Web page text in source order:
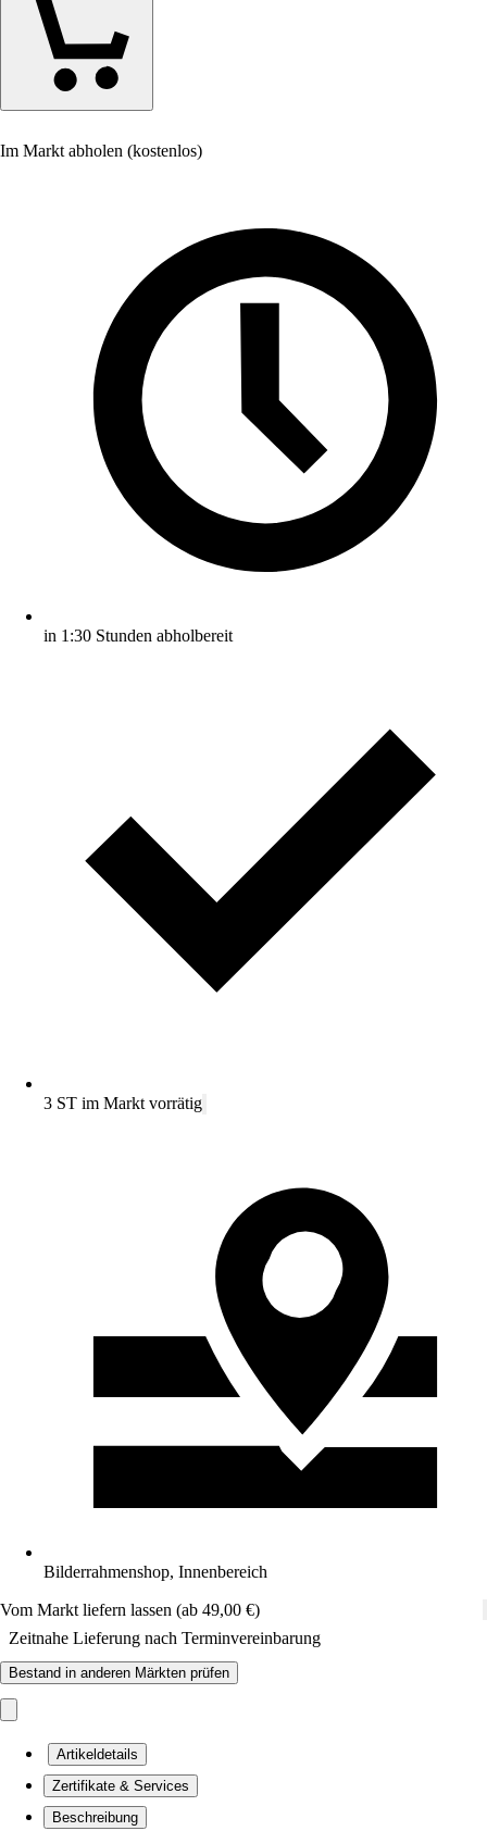
Im Markt abholen (kostenlos)
in 1:30 Stunden abholbereit
3 ST im Markt vorrätig
Bilderrahmenshop, Innenbereich
Vom Markt liefern lassen (ab 49,00 €)
Zeitnahe Lieferung nach Terminvereinbarung
Bestand in anderen Märkten prüfen
Artikeldetails
Zertifikate & Services
Beschreibung